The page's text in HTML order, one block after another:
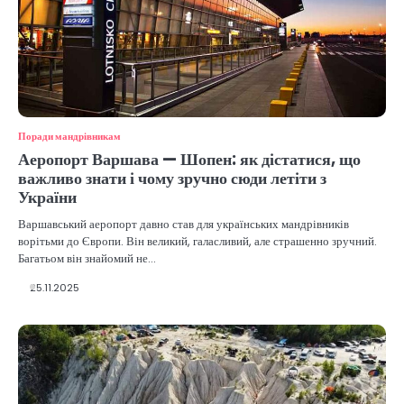
Поради мандрівникам
Аеропорт Варшава — Шопен: як дістатися, що
важливо знати і чому зручно сюди летіти з
України
Варшавський аеропорт давно став для українських мандрівників
ворітьми до Європи. Він великий, галасливий, але страшенно зручний.
Багатьом він знайомий не…
25.11.2025